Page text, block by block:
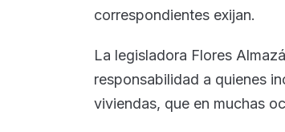
correspondientes exijan.
La legisladora Flores
responsabilidad a quienes
viviendas, que en muchas